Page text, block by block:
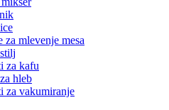
za mlevenje mesa
za kafu
hleb
za vakumiranje